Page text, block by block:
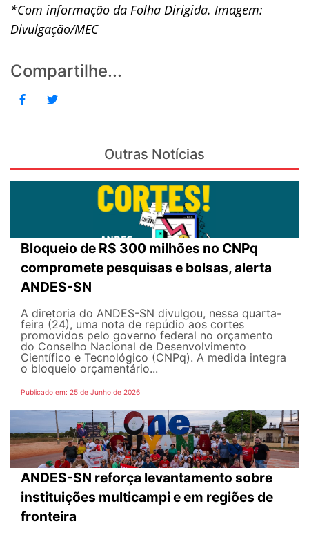
*Com informação da Folha Dirigida. Imagem:
Divulgação/MEC
Compartilhe...
Outras Notícias
Bloqueio de R$ 300 milhões no CNPq
compromete pesquisas e bolsas, alerta
ANDES-SN
A diretoria do ANDES-SN divulgou, nessa quarta-
feira (24), uma nota de repúdio aos cortes
promovidos pelo governo federal no orçamento
do Conselho Nacional de Desenvolvimento
Científico e Tecnológico (CNPq). A medida integra
o bloqueio orçamentário...
Publicado em: 25 de Junho de 2026
ANDES-SN reforça levantamento sobre
instituições multicampi e em regiões de
fronteira